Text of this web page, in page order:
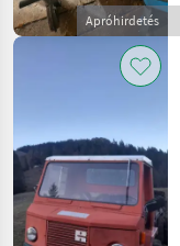
Apróhirdetés